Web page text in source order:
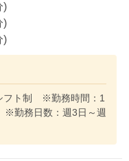
)
)
)
ト制 ※勤務時間：1
勤務日数：週3日～週